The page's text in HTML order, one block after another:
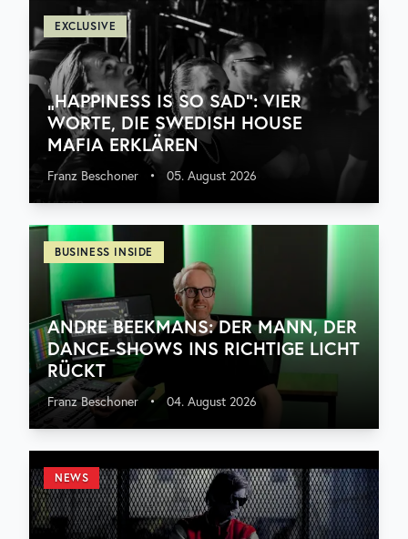
EXCLUSIVE
„HAPPINESS IS SO SAD“: VIER
WORTE, DIE SWEDISH HOUSE
MAFIA ERKLÄREN
Franz Beschoner • 05. August 2026
BUSINESS INSIDE
ANDRE BEEKMANS: DER MANN, DER
DANCE-SHOWS INS RICHTIGE LICHT
RÜCKT
Franz Beschoner • 04. August 2026
NEWS